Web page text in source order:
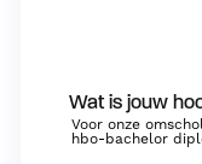
Wat is jouw
Voor onze
hbo-bachelor